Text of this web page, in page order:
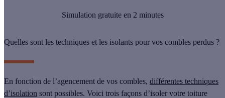
Simulation gratuite en 2 minutes
Quelles sont les techniques et les isolants pour vos combles perdus ?
En fonction de l’agencement de vos combles, différentes techniques
d’isolation sont possibles. Voici trois façons d’isoler votre toiture